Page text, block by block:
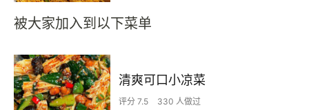
被大家加入到以下菜单
清爽可口小凉菜
评分 7.5 330 人做过